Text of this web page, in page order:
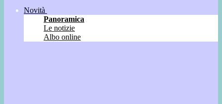
Novità
Panoramica
Le notizie
Albo online